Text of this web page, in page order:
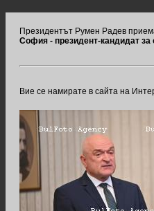
Президентът Румен Радев
София - президент-кандидат
Вие се намирате в сайта на